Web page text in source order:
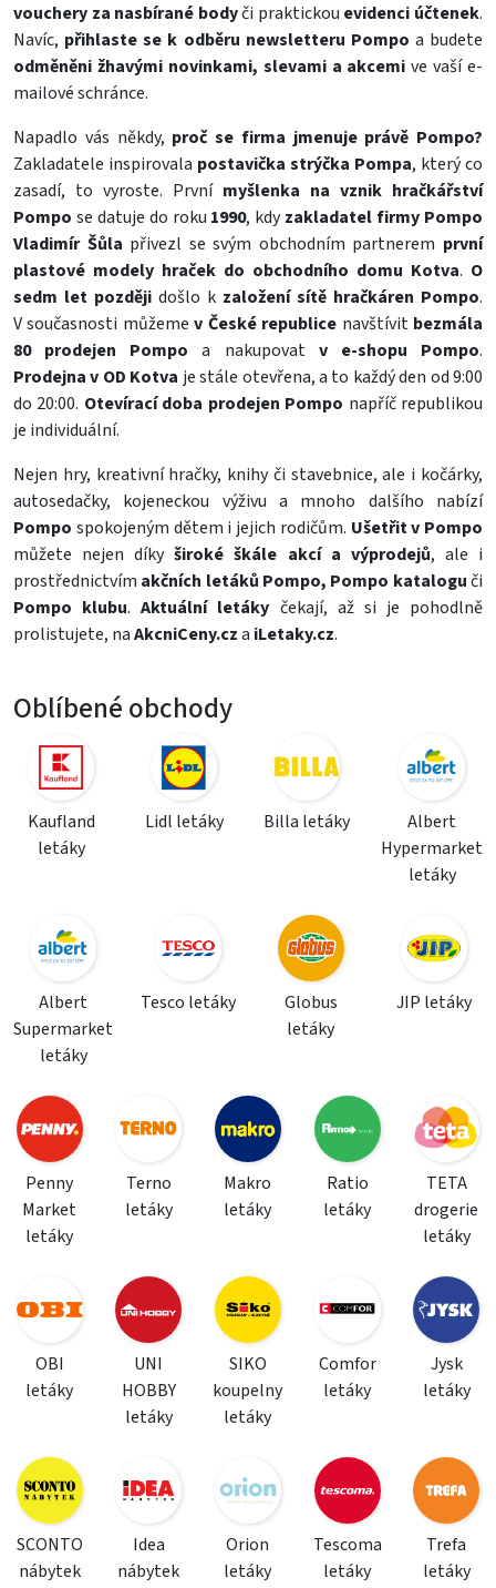
vouchery za nasbírané bodyči praktickou evidenci účtenek.
Navíc, přihlaste se k odběru newsletteru Pompo a budete
odměněni žhavými novinkami, slevami a akcemi ve vaší e-
mailové schránce.
Napadlo vás někdy, proč se firma jmenuje právě Pompo?
Zakladatele inspirovala postavička strýčka Pompa, který co
zasadí, to vyroste. První myšlenka na vznik hračkářství
Pompo se datuje do roku 1990, kdyzakladatel firmy Pompo
Vladimír Šůla přivezl se svým obchodním partnerem první
plastové modely hraček do obchodního domu Kotva. O
sedm let později došlo k založení sítě hračkáren Pompo.
V současnosti můžemev České republice navštívit bezmála
80 prodejen Pompo a nakupovat v e-shopu Pompo.
Prodejna v OD Kotva je stále otevřena, a to každý den od 9:00
do 20:00. Otevírací doba prodejen Pompo napříč republikou
je individuální.
Nejen hry, kreativníhračky, knihyči stavebnice, ale i kočárky,
autosedačky, kojeneckou výživua mnoho dalšího nabízí
Pompo spokojeným dětem i jejich rodičům. Ušetřit v Pompo
můžete nejen díkyširoké škále akcí a výprodejů, ale i
prostřednictvím akčních letáků Pompo, Pompo kataloguči
Pompo klubu.Aktuální letáky čekají, až si je pohodlně
prolistujete, naAkcniCeny.cza iLetaky.cz.
Oblíbené obchody
Kaufland
letáky
Lidl letáky Billa letáky
Albert
Hypermarket
letáky
Albert
Supermarket
letáky
Tesco letáky
Globus
letáky
JIP letáky
Penny
Market
letáky
Terno
letáky
Makro
letáky
Ratio
letáky
TETA
drogerie
letáky
OBI
letáky
UNI
HOBBY
letáky
SIKO
koupelny
letáky
Comfor
letáky
Jysk
letáky
SCONTO
nábytek
Idea
nábytek
Orion
letáky
Tescoma
letáky
Trefa
letáky